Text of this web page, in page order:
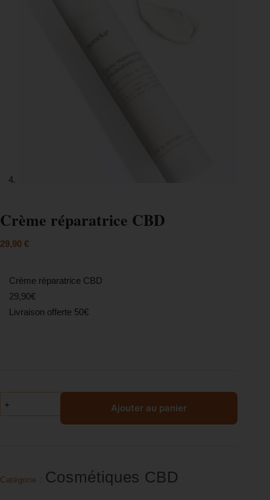
Crème réparatrice CBD
29,90 €
Crème réparatrice CBD
29,90€
Livraison offerte 50€
Ajouter au panier
Catégorie : Cosmétiques CBD